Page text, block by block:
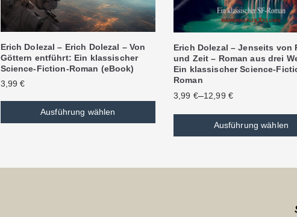
Erich Dolezal – Erich Dolezal – Von
Göttern entführt: Ein klassischer
Science-Fiction-Roman (eBook)
3,99€
Ausführung wählen
Erich Dolezal – Jenseits von
und Zeit – Roman aus drei
Ein klassischer Science-
Roman
3,99 €–12,99 €
Ausführung wählen